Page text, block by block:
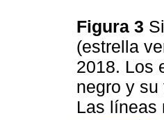
Figura 3
(estrella
2018. Los
negro y
Las líneas